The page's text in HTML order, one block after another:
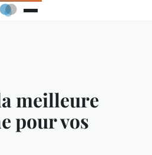
meilleure
pour vos